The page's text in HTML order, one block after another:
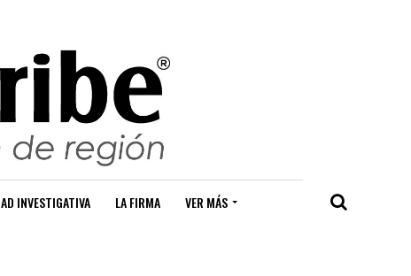
INVESTIGATIVA LA FIRMA VER MÁS